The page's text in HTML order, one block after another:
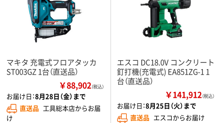
マキタ 充電式フロアタッカ
ST003GZ 1台（直送品）
￥88,902（税込）
お届け日：8月28日（金）まで
直送品 工具総本店からお届
け
エスコ DC18.0V コンクリート
釘打機(充電式) EA851ZG-1 1
台（直送品）
￥141,912（税込）
お届け日：8月25日（火）まで
直送品 エスコからお届け